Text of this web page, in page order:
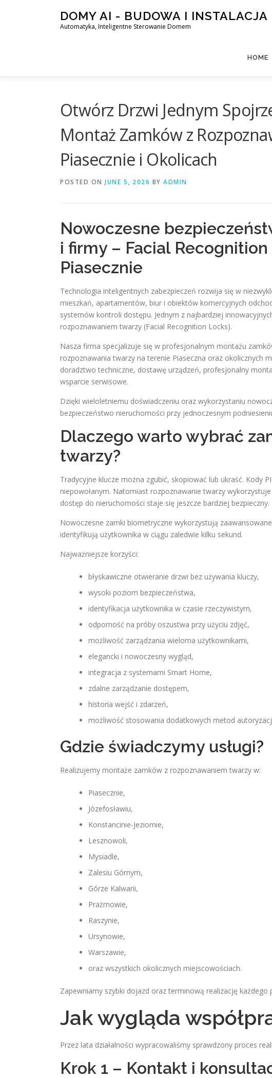
DOMY AI - BUDOWA I INSTALACJA
Automatyka, Inteligentne Sterowanie Domem
HOME
Otwórz Drzwi Jednym
Montaż Zamków z
Piasecznie i Okolicach
POSTED ON JUNE 5, 2026 BY ADMIN
Nowoczesne
i firmy – Facial
Piasecznie
Technologia inteligentnych zabezpieczeń rozwija się w
mieszkań, apartamentów, biur i obiektów komercyjnych
systemów kontroli dostępu. Jednym z najbardziej
rozpoznawaniem twarzy (Facial Recognition Locks).
Nasza firma specjalizuje się w profesjonalnym montażu
rozpoznawania twarzy na terenie Piaseczna oraz okolicznych
doradztwo techniczne, dostawę urządzeń, profesjonalny
wsparcie serwisowe.
Dzięki wieloletniemu doświadczeniu oraz wykorzystaniu
bezpieczeństwo nieruchomości przy jednoczesnym
Dlaczego warto wybrać
twarzy?
Tradycyjne klucze można zgubić, skopiować lub ukraść. Kody
niepowołanym. Natomiast rozpoznawanie twarzy
dostęp do nieruchomości staje się jeszcze bardziej bezpieczny.
Nowoczesne zamki biometryczne wykorzystują
identyfikują użytkownika w ciągu zaledwie kilku sekund.
Najważniejsze korzyści:
błyskawiczne otwieranie drzwi bez używania kluczy,
wysoki poziom bezpieczeństwa,
identyfikacja użytkownika w czasie rzeczywistym,
odporność na próby oszustwa przy użyciu zdjęć,
możliwość zarządzania wieloma użytkownikami,
elegancki i nowoczesny wygląd,
integracja z systemami Smart Home,
zdalne zarządzanie dostępem,
historia wejść i zdarzeń,
możliwość stosowania dodatkowych metod
Gdzie świadczymy usługi?
Realizujemy montaże zamków z rozpoznawaniem twarzy w:
Piasecznie,
Józefosławiu,
Konstancinie-Jeziornie,
Lesznowoli,
Mysiadle,
Zalesiu Górnym,
Górze Kalwarii,
Prażmowie,
Raszynie,
Ursynowie,
Warszawie,
oraz wszystkich okolicznych miejscowościach.
Zapewniamy szybki dojazd oraz terminową realizację każdego
Jak wygląda
Przez lata działalności wypracowaliśmy sprawdzony proces
Krok 1 – Kontakt i